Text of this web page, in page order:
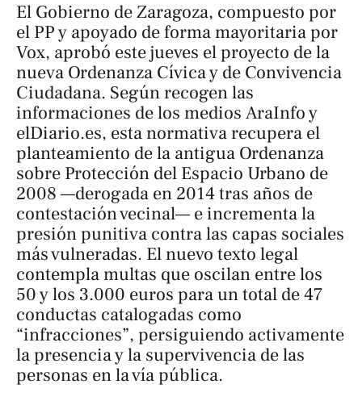
El Gobierno de Zaragoza, compuesto por
el PP y apoyado de forma mayoritaria por
Vox, aprobó este jueves el proyecto de la
nueva Ordenanza Cívica y de Convivencia
Ciudadana. Según recogen las
informaciones de los medios AraInfoy
elDiario.es, esta normativa recupera el
planteamiento de la antigua Ordenanza
sobre Protección del Espacio Urbano de
2008 —derogada en 2014 tras años de
contestación vecinal— e incrementa la
presión punitiva contra las capas sociales
más vulneradas. El nuevo texto legal
contempla multas que oscilan entre los
50 y los 3.000 euros para un total de 47
conductas catalogadas como
“infracciones”, persiguiendo activamente
la presencia y la supervivencia de las
personas en la vía pública.